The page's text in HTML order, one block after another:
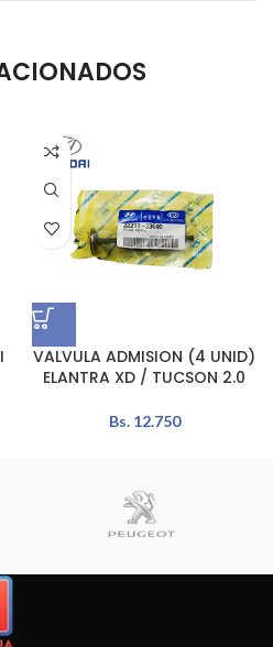
VALVULA ADMISION (4 UNID)
ELANTRA XD / TUCSON 2.0
Bs.12.750